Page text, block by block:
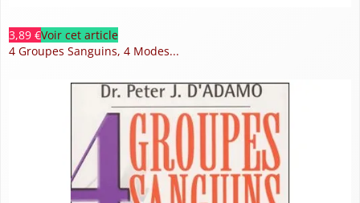
3,89 €Voir cet article
4 Groupes Sanguins, 4 Modes...